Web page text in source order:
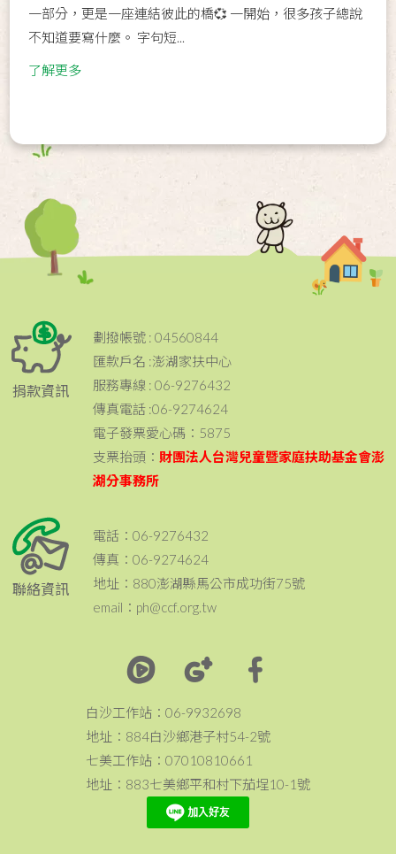
一部分，更是一座連結彼此的橋💞 一開始，很多孩子總說
不知道要寫什麼。 字句短...
了解更多
捐款資訊
劃撥帳號 : 04560844
匯款戶名 :澎湖家扶中心
服務專線 : 06-9276432
傳真電話 :06-9274624
電子發票愛心碼：5875
支票抬頭： 財團法人台灣兒童暨家庭扶助基金會澎
湖分事務所
聯絡資訊
電話：06-9276432
傳真：06-9274624
地址：880澎湖縣馬公市成功街75號
email：ph@ccf.org.tw
白沙工作站：06-9932698
地址：884白沙鄉港子村54-2號
七美工作站：07010810661
地址：883七美鄉平和村下茄埕10-1號